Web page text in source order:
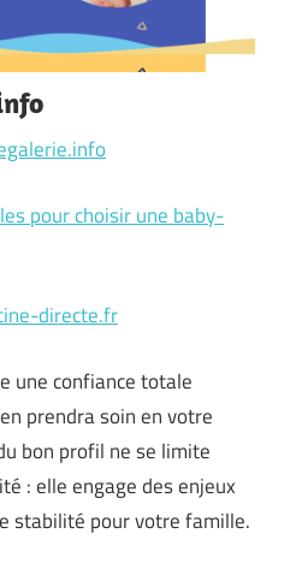
pour choisir une baby-
directe.fr
une confiance totale
prendra soin en votre
bon profil ne se limite
: elle engage des enjeux
stabilité pour votre famille.